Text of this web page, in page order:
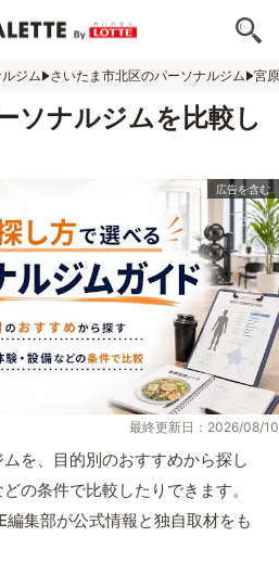
ジム さいたま市北区のパーソナルジム 宮
ソナルジムを比較し
最終更新日：2026/08/10
を、目的別のおすすめから探し
の条件で比較したりできます。
集部が公式情報と独自取材をも